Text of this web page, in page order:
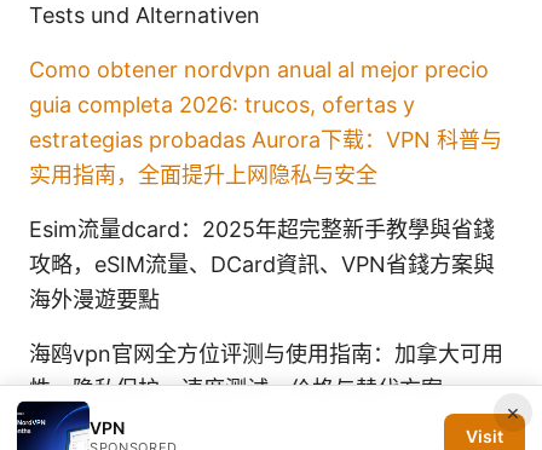
Tests und Alternativen
Como obtener nordvpn anual al mejor precio
guia completa 2026: trucos, ofertas y
estrategias probadas Aurora下载：VPN 科普与
实用指南，全面提升上网隐私与安全
Esim流量dcard：2025年超完整新手教學與省錢
攻略，eSIM流量、DCard資訊、VPN省錢方案與
海外漫遊要點
海鸥vpn官网全方位评测与使用指南：加拿大可用
性、隐私保护、速度测试、价格与替代方案
×
VPN Visit